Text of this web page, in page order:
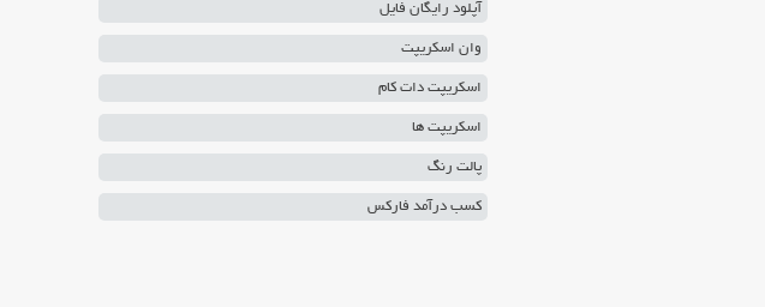
آپلود رایگان فایل
وان اسکریپت
اسکریپت دات کام
اسکریپت ها
پالت رنگ
کسب درآمد فارکس